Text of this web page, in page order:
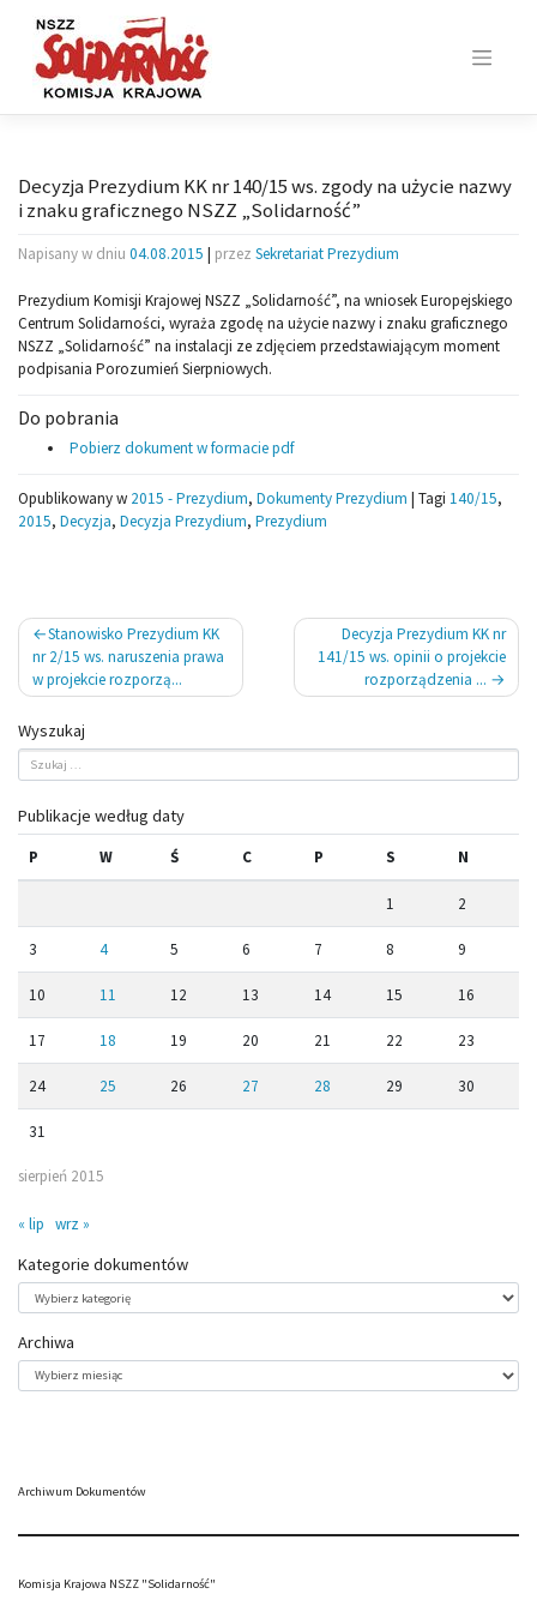
content
Decyzja Prezydium KK nr 140/15 ws. zgody na użycie nazwy
i znaku graficznego NSZZ „Solidarność”
Napisany w dniu 04.08.2015 | przez Sekretariat Prezydium
Prezydium Komisji Krajowej NSZZ „Solidarność”, na wniosek Europejskiego
Centrum Solidarności, wyraża zgodę na użycie nazwy i znaku graficznego
NSZZ „Solidarność” na instalacji ze zdjęciem przedstawiającym moment
podpisania Porozumień Sierpniowych.
Do pobrania
Pobierz dokument w formacie pdf
Opublikowany w 2015 - Prezydium, Dokumenty Prezydium | Tagi 140/15,
2015, Decyzja, Decyzja Prezydium, Prezydium
Nawigacja
wpisu
Stanowisko Prezydium KK
nr 2/15 ws. naruszenia prawa
w projekcie rozporzą...
Decyzja Prezydium KK nr
141/15 ws. opinii o projekcie
rozporządzenia ...
Wyszukaj
Publikacje według daty
sierpień 2015
P W Ś C P S N
1 2
3 4 5 6 7 8 9
10 11 12 13 14 15 16
17 18 19 20 21 22 23
24 25 26 27 28 29 30
31
« lip wrz »
Kategorie dokumentów
dokumentów
Archiwa
Archiwa
Archiwum Dokumentów
Komisja Krajowa NSZZ "Solidarność"